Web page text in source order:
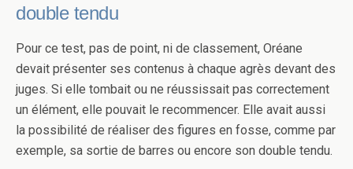
double tendu
Pour ce test, pas de point, ni de classement, Oréane
devait présenter ses contenus à chaque agrès devant des
juges. Si elle tombait ou ne réussissait pas correctement
un élément, elle pouvait le recommencer. Elle avait aussi
la possibilité de réaliser des figures en fosse, comme par
exemple, sa sortie de barres ou encore son double tendu.